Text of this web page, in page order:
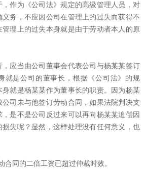
作为《公司法》规定的高级管理人员，对
务，不应因公司在管理上的过失而获得不
理上的过失本身就是由于劳动者本人的原
应当由公司董事会代表公司与杨某某签订
就是公司的董事长，根据《公司法》的规
就是杨某某作为董事长的职责。因为杨某
司未与他签订劳动合同，如果法院判决支
是不是公司反过来可以再向杨某某追偿因
失呢？显然，这样处理没有任何意义，也
合同的二倍工资已超过仲裁时效。